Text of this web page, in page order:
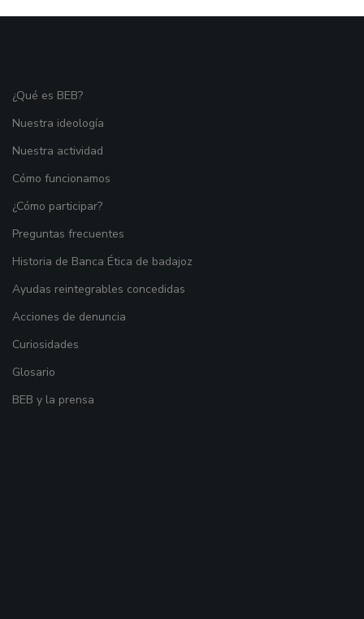
¿Qué es BEB?
Nuestra ideología
Nuestra actividad
Cómo funcionamos
¿Cómo participar?
Preguntas frecuentes
Historia de Banca Ética de badajoz
Ayudas reintegrables concedidas
Acciones de denuncia
Curiosidades
Glosario
BEB y la prensa